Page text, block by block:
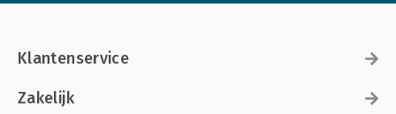
Klantenservice
Zakelijk